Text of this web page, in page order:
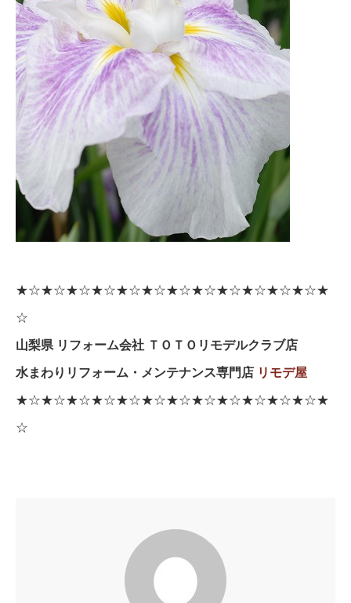
★☆★☆★☆★☆★☆★☆★☆★☆★☆★☆★☆★☆★
☆
山梨県 リフォーム会社 ＴＯＴＯリモデルクラブ店
水まわりリフォーム・メンテナンス専門店 リモデ屋
★☆★☆★☆★☆★☆★☆★☆★☆★☆★☆★☆★☆★
☆